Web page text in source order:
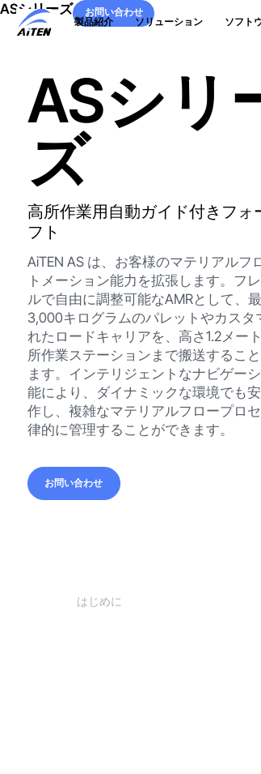
メ
製品紹介 ソリューション ソフト
ASシリーズ
お問い合わせ
お問い合わせ
ASシリ
ズ
高所作業用自動ガイド付きフォ
フト
AiTEN AS は、お客様のマテリアルフ
トメーション能力を拡張します。フ
ルで自由に調整可能なAMRとして、
3,000キログラムのパレットやカスタ
れたロードキャリアを、高さ1.2メー
所作業ステーションまで搬送するこ
ます。インテリジェントなナビゲー
能により、ダイナミックな環境でも
作し、複雑なマテリアルフロープロ
律的に管理することができます。
お問い合わせ
はじめに